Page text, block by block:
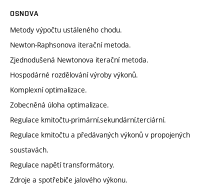
OSNOVA
Metody výpočtu ustáleného chodu.
Newton-Raphsonova iterační metoda.
Zjednodušená Newtonova iterační metoda.
Hospodárné rozdělování výroby výkonů.
Komplexní optimalizace.
Zobecněná úloha optimalizace.
Regulace kmitočtu-primární,sekundární,terciární.
Regulace kmitočtu a předávaných výkonů v propojených
soustavách.
Regulace napětí transformátory.
Zdroje a spotřebiče jalového výkonu.